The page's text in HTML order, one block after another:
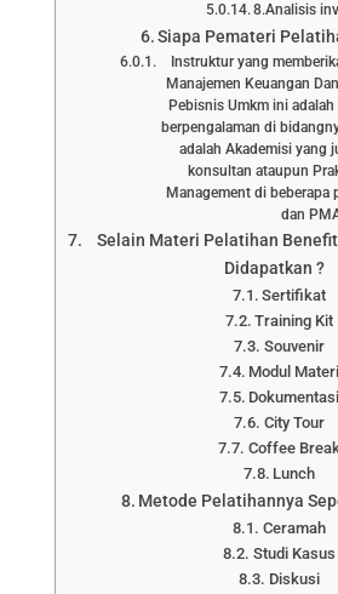
8.Analisis
Siapa Pemateri
Instruktur yang
Manajemen Keuangan
Pebisnis Umkm ini
berpengalaman di
adalah Akademisi yang
konsultan ataupun
Management di beberapa
dan
Selain Materi Pelatihan
Didapatkan ?
Sertifikat
Training Kit
Souvenir
Modul Materi
Dokumentasi
City Tour
Coffee
Lunch
Metode Pelatihannya
Ceramah
Studi Kasus
Diskusi